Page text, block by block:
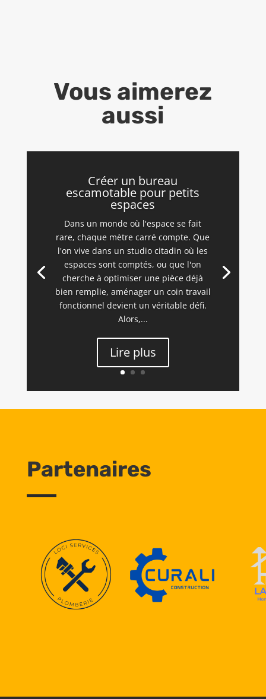
Vous aimerez
aussi
Créer un bureau
escamotable pour petits
espaces
Dans un monde où l'espace se fait
rare, chaque mètre carré compte. Que
l'on vive dans un studio citadin où les
espaces sont comptés, ou que l'on
cherche à optimiser une pièce déjà
bien remplie, aménager un coin travail
fonctionnel devient un véritable défi.
Alors,...
Lire plus
Partenaires